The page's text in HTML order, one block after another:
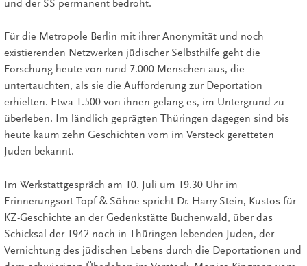
und der SS permanent bedroht.
Für die Metropole Berlin mit ihrer Anonymität und noch
existierenden Netzwerken jüdischer Selbsthilfe geht die
Forschung heute von rund 7.000 Menschen aus, die
untertauchten, als sie die Aufforderung zur Deportation
erhielten. Etwa 1.500 von ihnen gelang es, im Untergrund zu
überleben. Im ländlich geprägten Thüringen dagegen sind bis
heute kaum zehn Geschichten vom im Versteck geretteten
Juden bekannt.
Im Werkstattgespräch am 10. Juli um 19.30 Uhr im
Erinnerungsort Topf & Söhne spricht Dr. Harry Stein, Kustos für
KZ-Geschichte an der Gedenkstätte Buchenwald, über das
Schicksal der 1942 noch in Thüringen lebenden Juden, der
Vernichtung des jüdischen Lebens durch die Deportationen und